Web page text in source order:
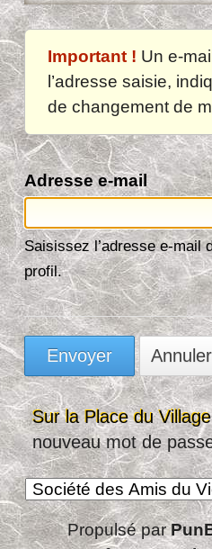
Inscription
Connexion
Important ! Un e-
l’adresse saisie,
de changement de
Adresse e-mail
Saisissez l’adresse e-mail
profil.
Sur la Place du Village
nouveau mot de
Propulsé par